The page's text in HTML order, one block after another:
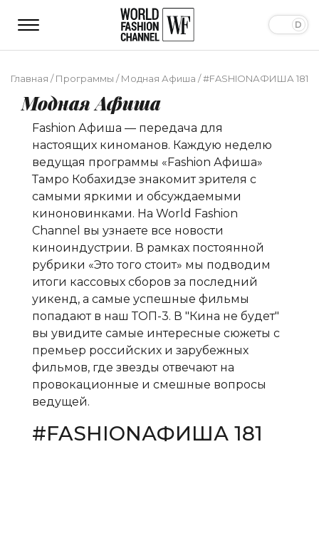
Главная /Программы /Модная Афиша /#FASHIONАФИША 181
Модная Афиша
Fashion Афиша — передача для
настоящих киноманов. Каждую неделю
ведущая программы «Fashion Афиша»
Тамро Кобахидзе знакомит зрителя с
самыми яркими и обсуждаемыми
киноновинками. На World Fashion
Channel вы узнаете все новости
киноиндустрии. В рамках постоянной
рубрики «Это того стоит» мы подводим
итоги кассовых сборов за последний
уикенд, а самые успешные фильмы
попадают в наш ТОП-3. В "Кина не будет"
вы увидите самые интересные сюжеты с
премьер российских и зарубежных
фильмов, где звезды отвечают на
провокационные и смешные вопросы
ведущей.
#FASHIONАФИША 181